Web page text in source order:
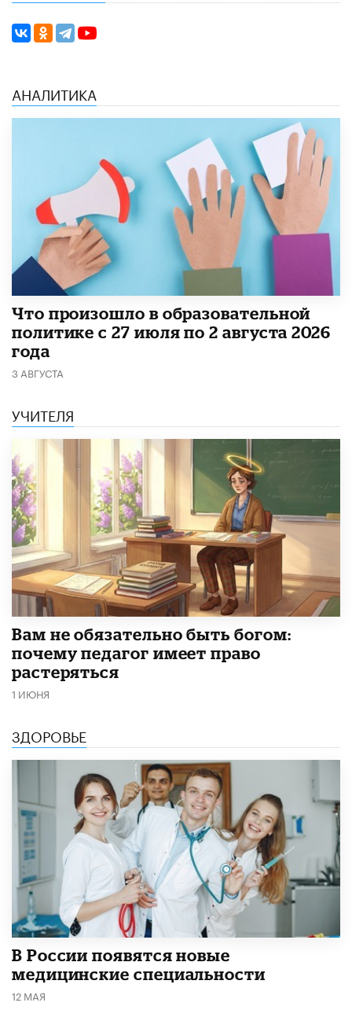
АНАЛИТИКА
​Что произошло в образовательной
политике с 27 июля по 2 августа 2026
года
3 АВГУСТА
УЧИТЕЛЯ
​Вам не обязательно быть богом:
почему педагог имеет право
растеряться
1 ИЮНЯ
ЗДОРОВЬЕ
В России появятся новые
медицинские специальности
12 МАЯ